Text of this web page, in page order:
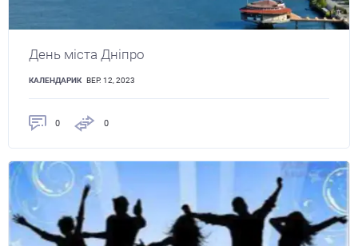
День міста Дніпро
КАЛЕНДАРИК ВЕР. 12, 2023
0 0